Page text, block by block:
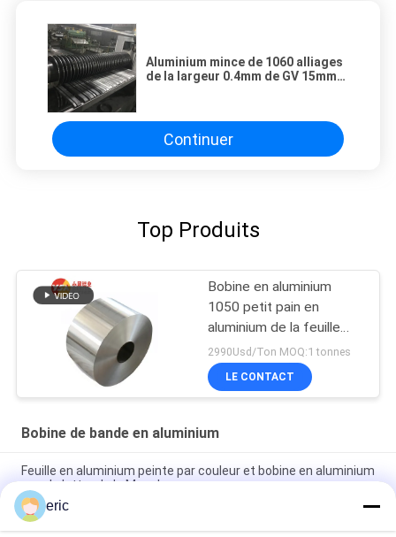
Aluminium mince de 1060 alliages
de la largeur 0.4mm de GV 15mm
Continuer
Top Produits
Bobine en aluminium
1050 petit pain en
aluminium de la feuille
1060 1100 3003 3105
5052 6061
2990Usd/Ton MOQ:1 tonnes
LE CONTACT
Bobine de bande en aluminium
Feuille en aluminium peinte par couleur et bobine en aluminium
pour la lettre de la Manche
Bobine en aluminium de lettre de la Manche de miroir en
eric